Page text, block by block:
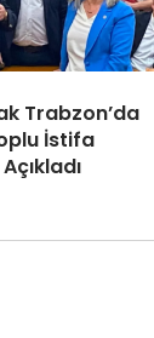
Trabzon’da
İstifa